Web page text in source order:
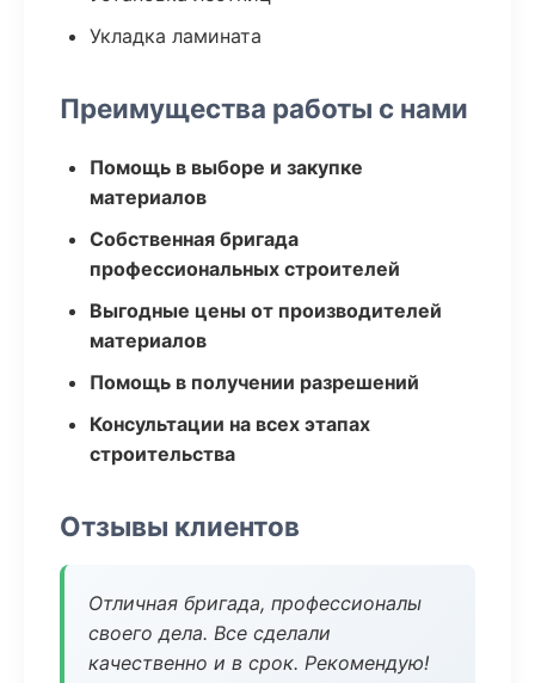
Укладка ламината
Преимущества работы с нами
Помощь в выборе и закупке
материалов
Собственная бригада
профессиональных строителей
Выгодные цены от производителей
материалов
Помощь в получении разрешений
Консультации на всех этапах
строительства
Отзывы клиентов
Отличная бригада, профессионалы
своего дела. Все сделали
качественно и в срок. Рекомендую!